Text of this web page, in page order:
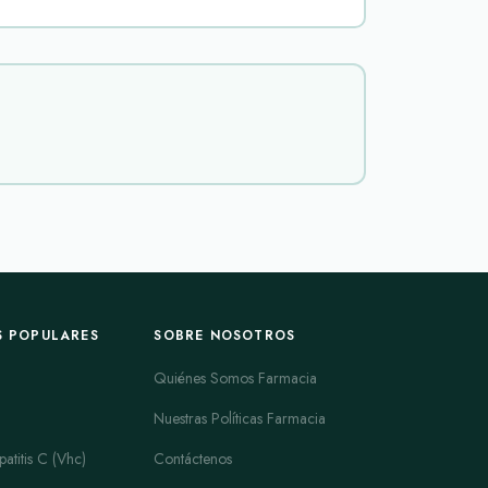
diaria y reducir las fluctuaciones
de efectos secundarios de otros tratamientos,
inmediata y de liberación prolongada,
clínica se valoran tanto la rapidez de inicio
de la monoaminooxidasa tipo B como
del día. Algunos pacientes requieren
entidad farmacológica. Las presentaciones de
dosis y las fluctuaciones motoras, aunque la
POPULARES
C (Vhc)
SOBRE NOSOTROS
Quiénes Somos Farmacia
Nuestras Políticas Farmacia
Contáctenos